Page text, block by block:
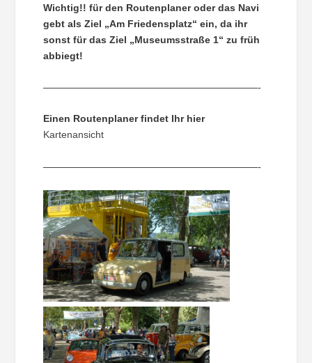
Wichtig!! für den Routenplaner oder das Navi
gebt als Ziel „Am Friedensplatz“ ein, da ihr
sonst für das Ziel „Museumsstraße 1“ zu früh
abbiegt!
——————————————————————-
Einen Routenplaner findet Ihr hier
Kartenansicht
——————————————————————-